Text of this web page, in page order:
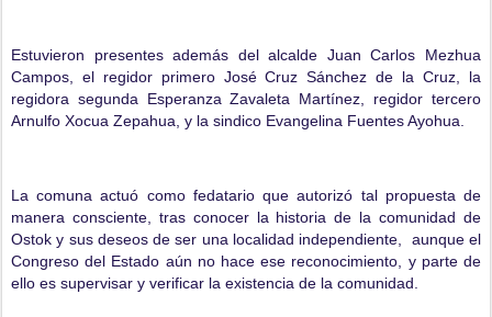
Estuvieron presentes además del alcalde Juan Carlos Mezhua
Campos, el regidor primero José Cruz Sánchez de la Cruz, la
regidora segunda Esperanza Zavaleta Martínez, regidor tercero
Arnulfo Xocua Zepahua, y la sindico Evangelina Fuentes Ayohua.
La comuna actuó como fedatario que autorizó tal propuesta de
manera consciente, tras conocer la historia de la comunidad de
Ostok y sus deseos de ser una localidad independiente, aunque el
Congreso del Estado aún no hace ese reconocimiento, y parte de
ello es supervisar y verificar la existencia de la comunidad.